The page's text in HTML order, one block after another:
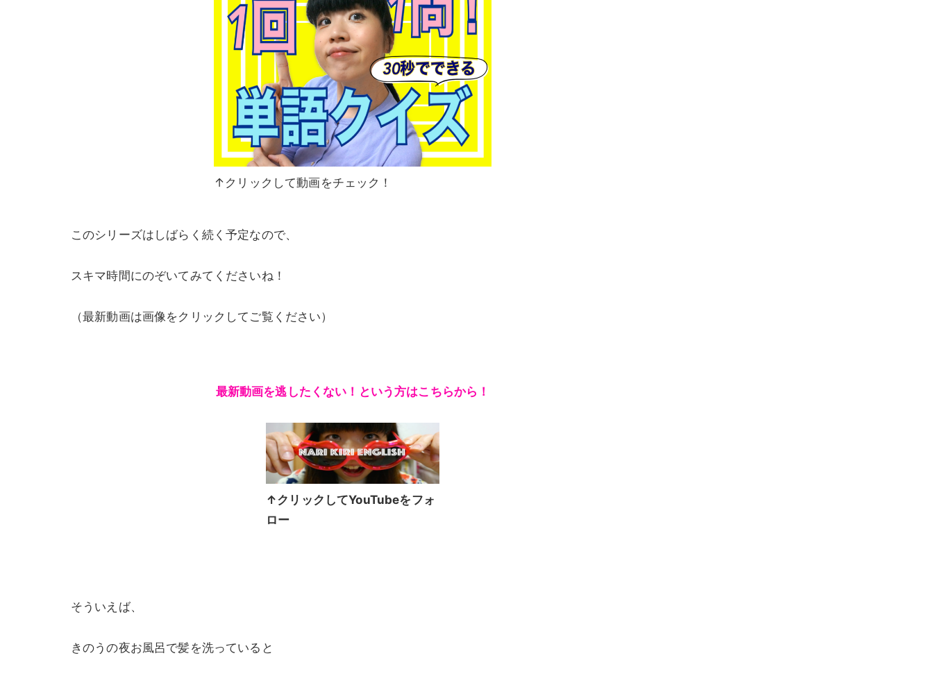
↑クリックして動画をチェック！
このシリーズはしばらく続く予定なので、
スキマ時間にのぞいてみてくださいね！
（最新動画は画像をクリックしてご覧ください）
最新動画を逃したくない！という方はこちらから！
↑クリックしてYouTubeをフォ
ロー
そういえば、
きのうの夜お風呂で髪を洗っていると